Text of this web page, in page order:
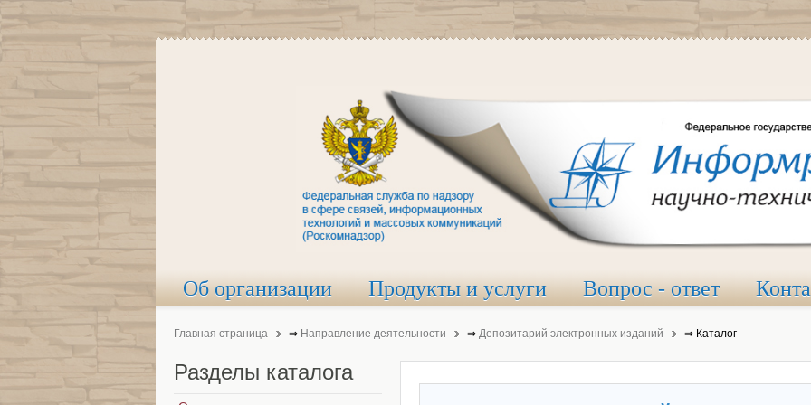
Об организации Продукты и услуги Вопрос - ответ
Главная страница ⇒ Направление деятельности ⇒ Депозитарий электронных изданий ⇒ Каталог
Разделы каталога